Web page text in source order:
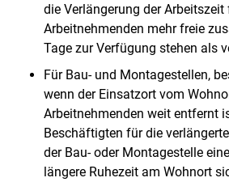
die Verlängerung der
Arbeitnehmenden mehr freie
Tage zur Verfügung stehen als
Für Bau- und Montagestellen,
wenn der Einsatzort vom
Arbeitnehmenden weit entfernt
Beschäftigten für die
der Bau- oder Montagestelle
längere Ruhezeit am Wohnort